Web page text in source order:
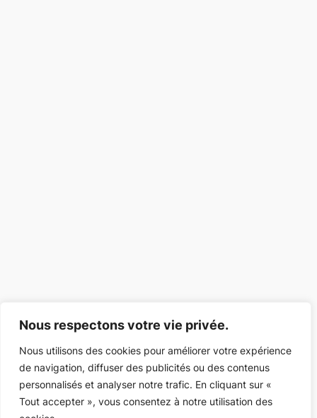
Nous respectons votre vie privée.
Nous utilisons des cookies pour améliorer votre expérience
de navigation, diffuser des publicités ou des contenus
personnalisés et analyser notre trafic. En cliquant sur «
Tout accepter », vous consentez à notre utilisation des